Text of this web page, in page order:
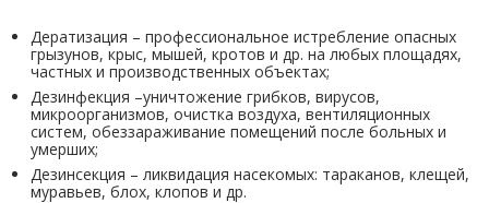
Дератизация – профессиональное истребление опасных
грызунов, крыс, мышей, кротов и др. на любых площадях,
частных и производственных объектах;
Дезинфекция –уничтожение грибков, вирусов,
микроорганизмов, очистка воздуха, вентиляционных
систем, обеззараживание помещений после больных и
умерших;
Дезинсекция – ликвидация насекомых: тараканов, клещей,
муравьев, блох, клопов и др.